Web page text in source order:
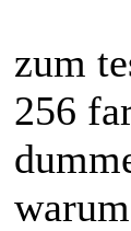
zum
256